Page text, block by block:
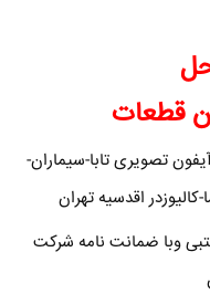
قطعات
تصویری تابا-سیماران-
اقدسیه تهران
وبا ضمانت نامه شرکت